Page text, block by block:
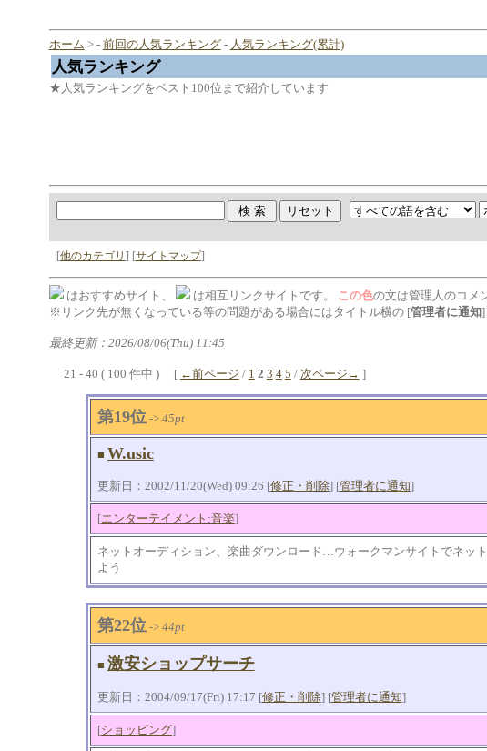
ホーム > - 前回の人気ランキング- 人気ランキング(累計)
人気ランキング
★人気ランキングをベスト100位まで紹介しています
[他のカテゴリ ] [サイトマップ]
はおすすめサイト、 は相互リンクサイトです。 この色の文は管理人のコメ
※リンク先が無くなっている等の問題がある場合にはタイトル横の [管理者に通知]
最終更新：2026/08/06(Thu) 11:45
21 - 40 ( 100 件中 ) [ ←前ページ / 1 2 3 4 5 / 次ページ→ ]
第19位-> 45pt
■ W.usic
更新日：2002/11/20(Wed) 09:26 [修正・削除] [管理者に通知]
[エンターテイメント:音楽]
ネットオーディション、楽曲ダウンロード…ウォークマンサイトでネッ
よう
第22位-> 44pt
■ 激安ショップサーチ
更新日：2004/09/17(Fri) 17:17 [修正・削除] [管理者に通知]
[ショッピング]